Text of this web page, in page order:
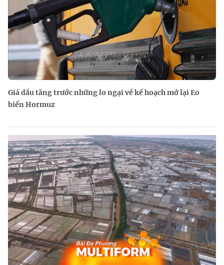
Giá dầu tăng trước những lo ngại về kế hoạch mở lại Eo
biển Hormuz